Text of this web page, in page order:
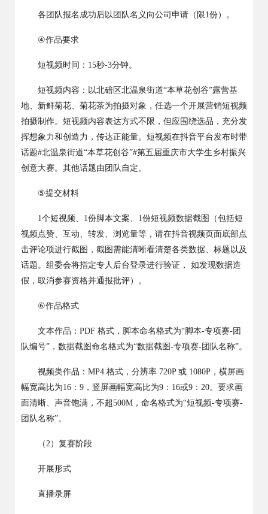
各团队报名成功后以团队名义向公司申请（限1份）。
④作品要求
短视频时间： 15秒-3分钟。
短视频内容：以北碚区北温泉街道“本草花创谷”露营基
地、新鲜菊花、菊花茶为拍摄对象，任选一个开展营销短视频
拍摄制作。短视频内容表达方式不限，但应围绕选品，充分发
挥想象力和创造力，传达正能量。短视频在抖音平台发布时带
话题#北温泉街道“本草花创谷”#第五届重庆市大学生乡村振兴
创意大赛。其他话题由团队自定。
⑤提交材料
1个短视频、 1份脚本文案、 1份短视频数据截图（包括短
视频点赞、互动、转发、浏览量等，请在抖音视频页面底部点
击评论项进行截图，截图需能清晰看清楚各类数据、标题以及
话题。组委会将指定专人后台登录进行验证，
如发现数据造
假，取消参赛资格并通报批评）。
⑥作品格式
文本作品： PDF 格式， 脚本命名格式为“脚本-专项赛-团
队编号” ，数据截图命名格式为“数据截图 -专项赛-团队名称”。
视频类作品： MP4 格式，分辨率 720P 或 1080P ，横屏画
幅宽高比为16 ： 9 ，竖屏画幅宽高比为9 ： 16或9 ： 20。要求画
面清晰、声音饱满，不超500M ，命名格式为“短视频-专项赛-
团队名称”。
（2）复赛阶段
开展形式
直播录屏